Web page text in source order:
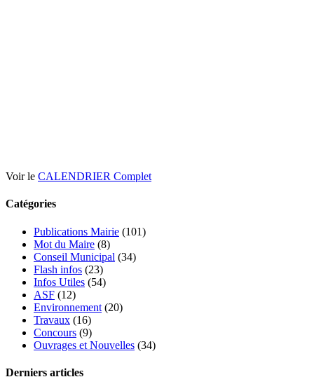
Voir le CALENDRIER Complet
Catégories
Publications Mairie (101)
Mot du Maire (8)
Conseil Municipal (34)
Flash infos (23)
Infos Utiles (54)
ASF (12)
Environnement (20)
Travaux (16)
Concours (9)
Ouvrages et Nouvelles (34)
Derniers articles